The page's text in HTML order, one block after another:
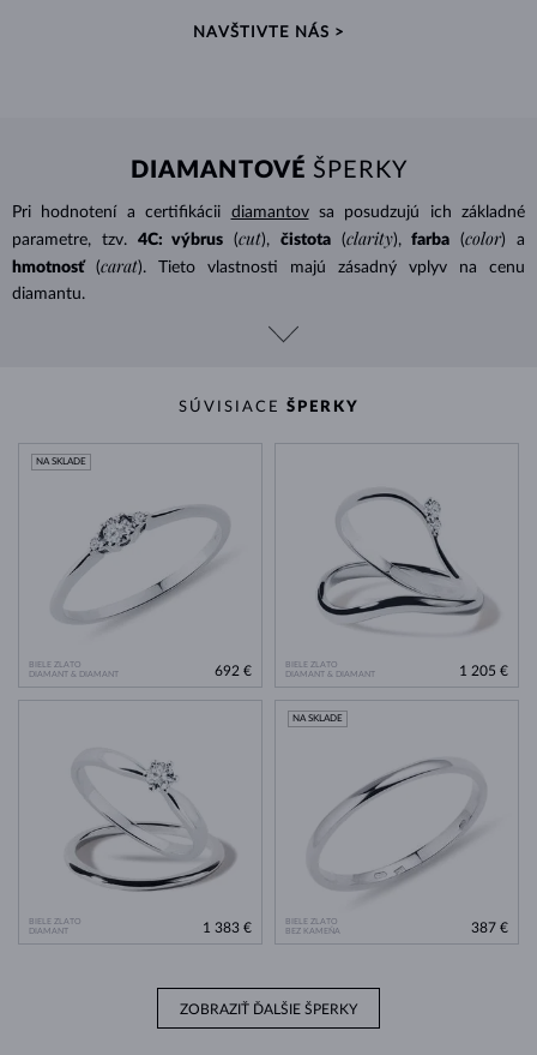
NAVŠTIVTE NÁS >
DIAMANTOVÉ ŠPERKY
Pri hodnotení a certifikácii diamantovsa posudzujú ich základné
parametre, tzv.
4C: výbrus (cut), čistota (clarity), farba (color) a
hmotnosť
(carat). Tieto vlastnosti majú zásadný vplyv na cenu
diamantu.
SÚVISIACE ŠPERKY
BIELE ZLATO
DIAMANT & DIAMANT
NA SKLADE
692 €
BIELE ZLATO
DIAMANT & DIAMANT
1 205 €
BIELE ZLATO
DIAMANT
1 383 €
BIELE ZLATO
BEZ KAMEŇA
NA SKLADE
387 €
ZOBRAZIŤ ĎALŠIE ŠPERKY